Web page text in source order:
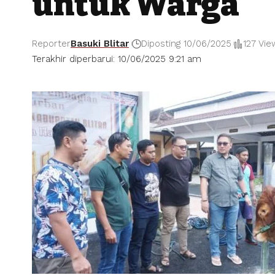
Terakhir diperbarui: 10/06/2025 9:21 am
ReporterBasuki Blitar Diposting 10/06/2025 127